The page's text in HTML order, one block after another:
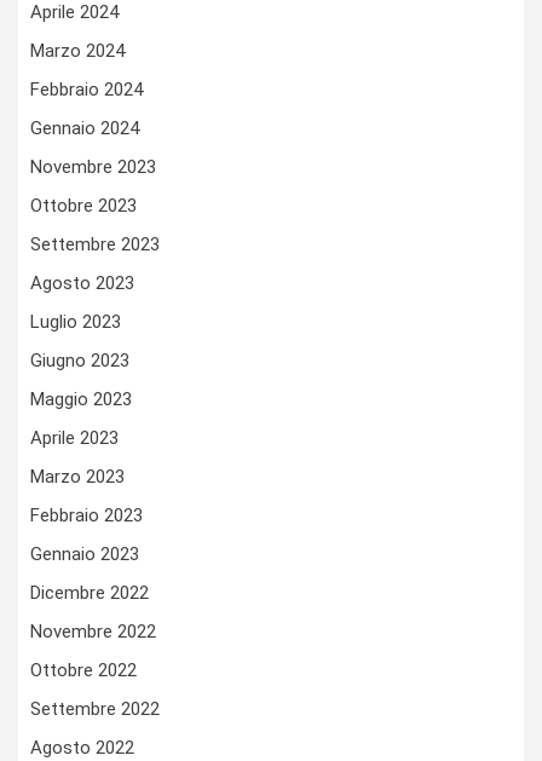
Aprile 2024
Marzo 2024
Febbraio 2024
Gennaio 2024
Novembre 2023
Ottobre 2023
Settembre 2023
Agosto 2023
Luglio 2023
Giugno 2023
Maggio 2023
Aprile 2023
Marzo 2023
Febbraio 2023
Gennaio 2023
Dicembre 2022
Novembre 2022
Ottobre 2022
Settembre 2022
Agosto 2022